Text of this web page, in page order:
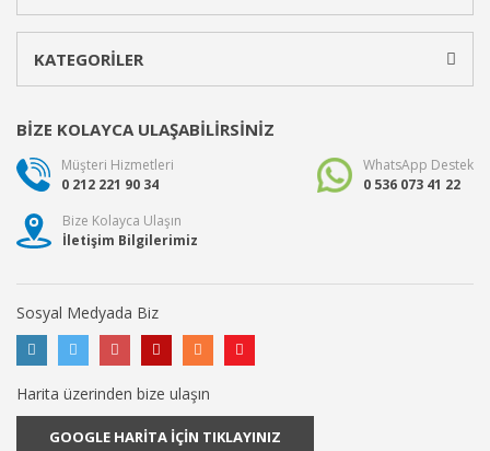
KATEGORİLER
BİZE KOLAYCA ULAŞABİLİRSİNİZ
Müşteri Hizmetleri
0 212 221 90 34
WhatsApp Destek
0 536 073 41 22
Bize Kolayca Ulaşın
İletişim Bilgilerimiz
Sosyal Medyada Biz
Harita üzerinden bize ulaşın
GOOGLE HARİTA İÇİN TIKLAYINIZ